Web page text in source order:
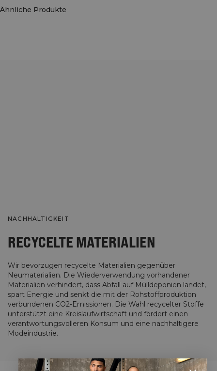
Hüfte und verfügt über SWEATTECH™ Technologie. Diese Fahrrad-Shorts
Ähnliche Produkte
NACHHALTIGKEIT
RECYCELTE MATERIALIEN
Wir bevorzugen recycelte Materialien gegenüber
Neumaterialien. Die Wiederverwendung vorhandener
Materialien verhindert, dass Abfall auf Mülldeponien landet,
spart Energie und senkt die mit der Rohstoffproduktion
verbundenen CO2-Emissionen. Die Wahl recycelter Stoffe
unterstützt eine Kreislaufwirtschaft und fördert einen
verantwortungsvolleren Konsum und eine nachhaltigere
Modeindustrie.
STYLE WITH